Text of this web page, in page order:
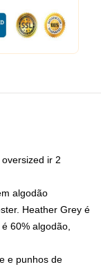
ir 2
algodão
Heather Grey é
60% algodão,
e punhos de